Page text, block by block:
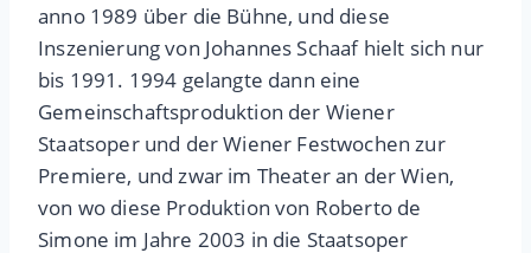
anno 1989 über die Bühne, und diese
Inszenierung von Johannes Schaaf hielt sich nur
bis 1991. 1994 gelangte dann eine
Gemeinschaftsproduktion der Wiener
Staatsoper und der Wiener Festwochen zur
Premiere, und zwar im Theater an der Wien,
von wo diese Produktion von Roberto de
Simone im Jahre 2003 in die Staatsoper